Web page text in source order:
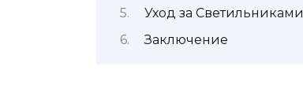
Уход за Светильниками
Заключение